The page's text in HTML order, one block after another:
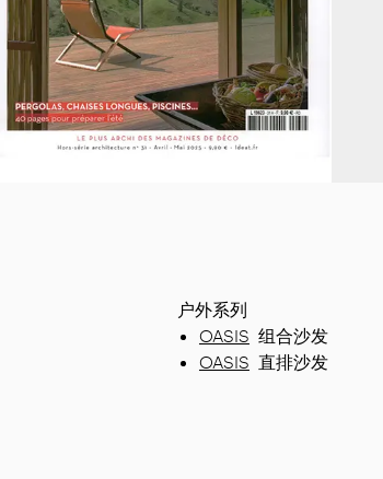
户外系列
OASIS 组合沙发
OASIS 直排沙发